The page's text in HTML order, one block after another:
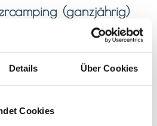
Details Über Cookies
Cookies
(ganzjährig)
qm
pro qm 7,00 €